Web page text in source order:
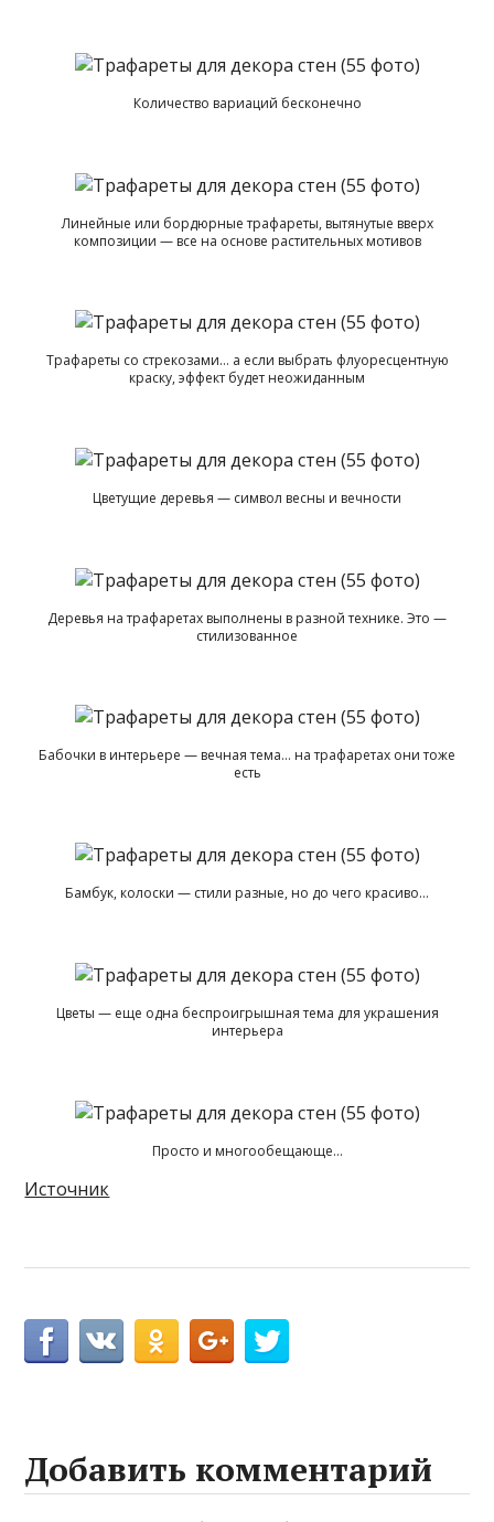
Количество вариаций бесконечно
Линейные или бордюрные трафареты, вытянутые вверх
композиции — все на основе растительных мотивов
Трафареты со стрекозами… а если выбрать флуоресцентную
краску, эффект будет неожиданным
Цветущие деревья — символ весны и вечности
Деревья на трафаретах выполнены в разной технике. Это —
стилизованное
Бабочки в интерьере — вечная тема… на трафаретах они тоже
есть
Бамбук, колоски — стили разные, но до чего красиво…
Цветы — еще одна беспроигрышная тема для украшения
интерьера
Просто и многообещающе…
Источник
Добавить комментарий